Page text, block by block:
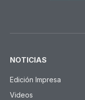
NOTICIAS
Edición Impresa
Videos